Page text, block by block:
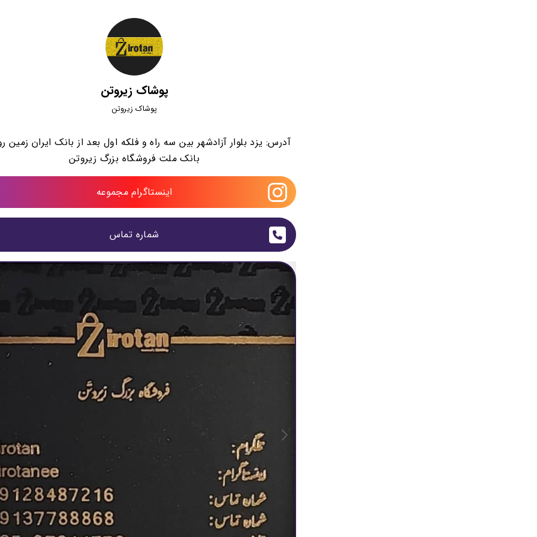
پوشاک زیروتن
پوشاک زیروتن
آدرس: یزد بلوار آزادشهر بین سه راه و فلکه اول بعد از بانک ایران زمین
بانک ملت فروشگاه بزرگ زیروتن
اینستاگرام مجموعه
شماره تماس